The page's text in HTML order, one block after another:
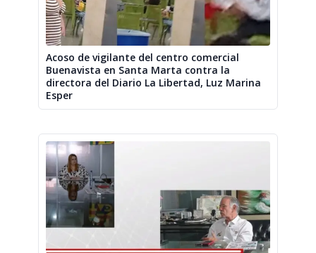
Acoso de vigilante del centro comercial
Buenavista en Santa Marta contra la
directora del Diario La Libertad, Luz Marina
Esper